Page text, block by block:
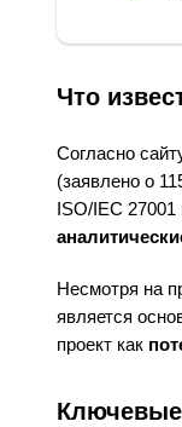
Что
Согласно
(заявлено о
ISO/IEC 27001
Несмотря на
является
проект как
Ключевые